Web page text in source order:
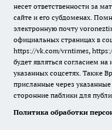
несет ответственности за
сайте и его субдоменах.
электронную почту
официальных страницах в
https://vk.com/vrntimes,
будет являться согласием
указанных соцсетях. Также
присланные через
сторонние паблики для
Политика обработки